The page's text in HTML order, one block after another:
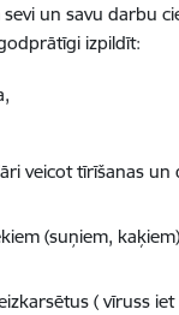
un savu darbu
izpildīt:
veicot tīrīšanas un
(suņiem,
( vīruss